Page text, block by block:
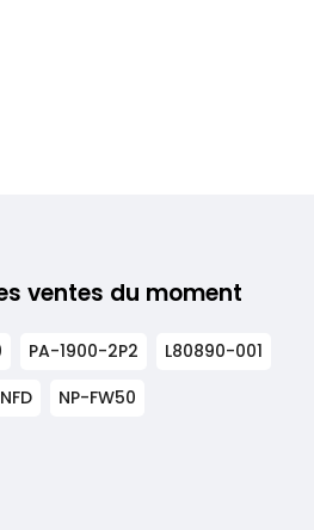
ventes du moment
PA-1900-2P2
L80890-001
NP-FW50